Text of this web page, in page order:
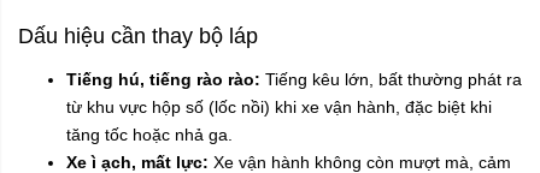
Dấu hiệu cần thay bộ láp
Tiếng hú, tiếng rào rào: Tiếng kêu lớn, bất thường phát ra
từ khu vực hộp số (lốc nồi) khi xe vận hành, đặc biệt khi
tăng tốc hoặc nhả ga.
Xe ì ạch, mất lực: Xe vận hành không còn mượt mà, cảm